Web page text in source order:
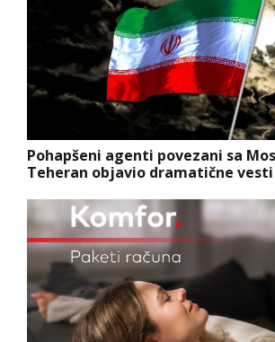
Pohapšeni agenti povezani sa
Teheran objavio dramatične vesti